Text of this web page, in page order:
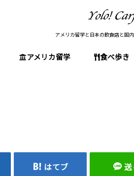
アメリカ留学と日本の飲食店と国
アメリカ留学 食べ歩き
はてブ 送